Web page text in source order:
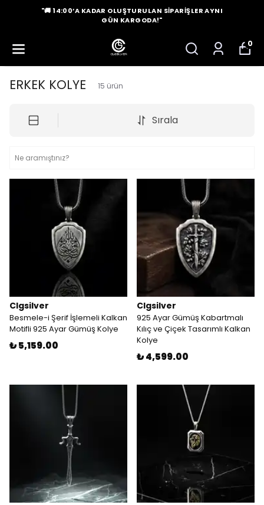
"🚚 14:00’A KADAR OLUŞTURULAN SIPARIŞLER AYNI
GÜN KARGODA!"
0
ERKEK KOLYE 15 ürün
Sırala
Clgsilver
Besmele-i Şerif İşlemeli Kalkan
Motifli 925 Ayar Gümüş Kolye
₺ 5,159.00
Clgsilver
925 Ayar Gümüş Kabartmalı
Kılıç ve Çiçek Tasarımlı Kalkan
Kolye
₺ 4,599.00